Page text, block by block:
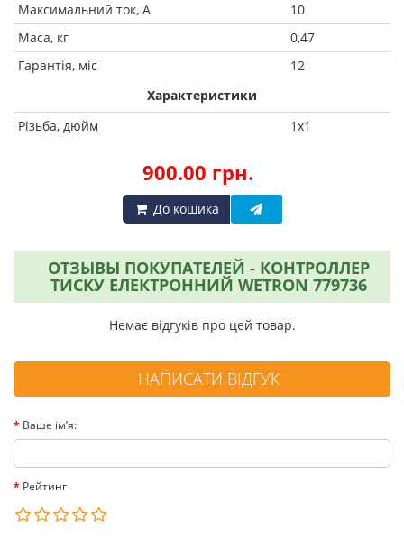
Максимальний ток, А
10
Маса, кг
0,47
Гарантія, міс
12
Характеристики
Різьба, дюйм
1х1
900.00 грн.
До кошика
ОТЗЫВЫ ПОКУПАТЕЛЕЙ - КОНТРОЛЛЕР
ТИСКУ ЕЛЕКТРОННИЙ WETRON 779736
Немає відгуків про цей товар.
НАПИСАТИ ВІДГУК
Ваше ім’я:
Рейтинг